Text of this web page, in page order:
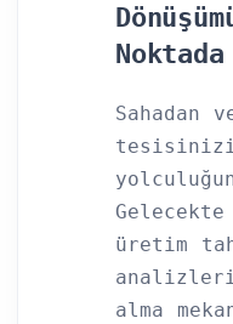
Sahadan
üretim
alma